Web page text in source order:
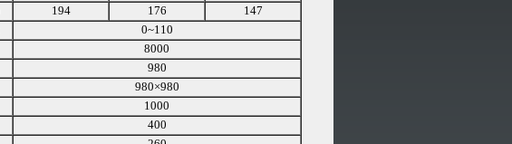
194 176
147
0~110
8000
980
980×980
1000
400